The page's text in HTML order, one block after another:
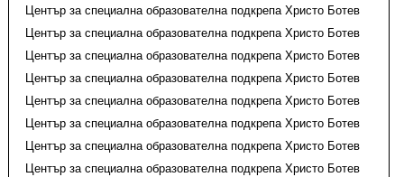
Център за специална образователна подкрепа Христо Ботев
Център за специална образователна подкрепа Христо Ботев
Център за специална образователна подкрепа Христо Ботев
Център за специална образователна подкрепа Христо Ботев
Център за специална образователна подкрепа Христо Ботев
Център за специална образователна подкрепа Христо Ботев
Център за специална образователна подкрепа Христо Ботев
Център за специална образователна подкрепа Христо Ботев